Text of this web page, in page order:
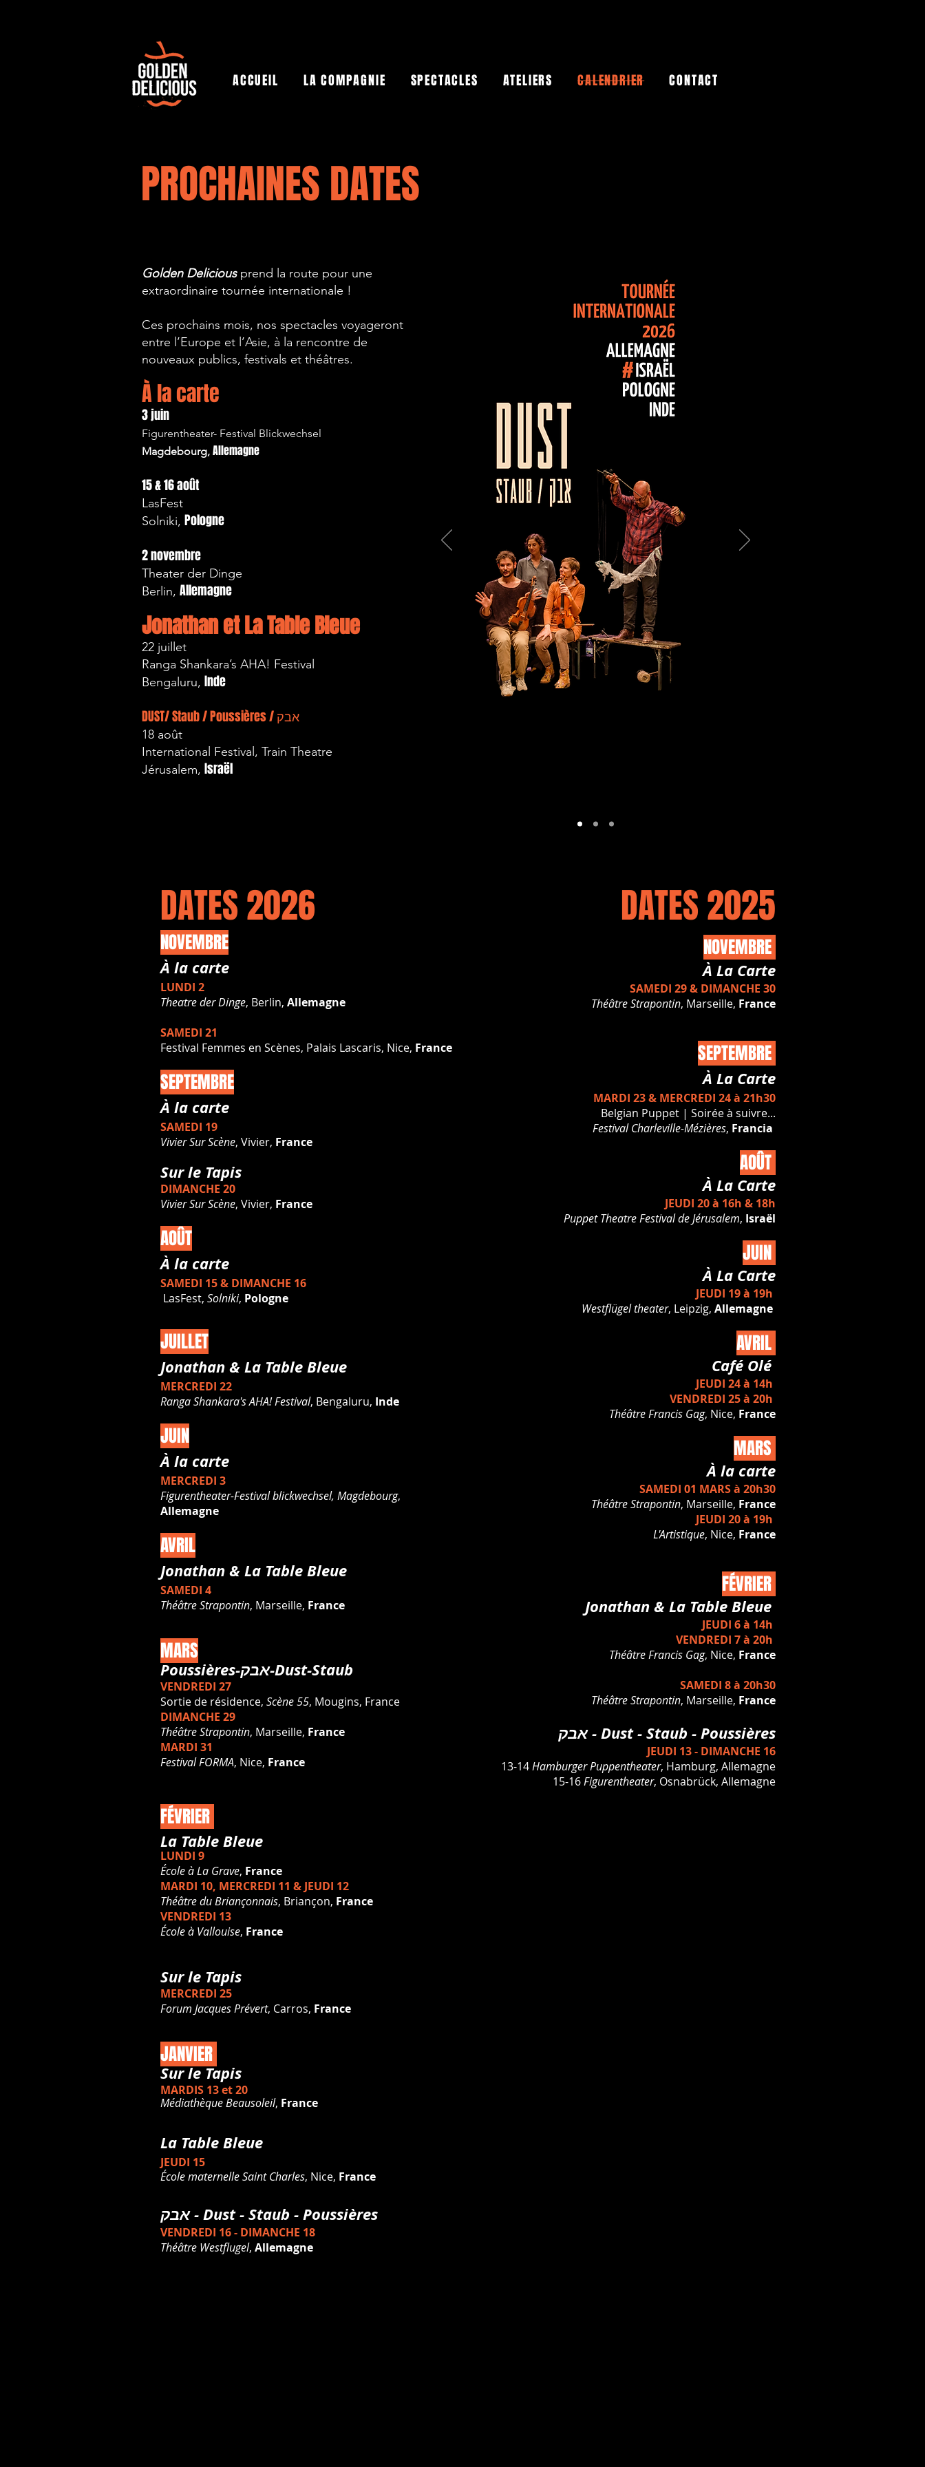
ACCUEIL LA COMPAGNIE SPECTACLES ATELIERS CALENDRIER CONTACT
PROCHAINES DATES
Golden Deliciousprend la route pour une
extraordinaire tournée internationale !
Ces prochains mois, nos spectacles voyageront
entre l’Europe et l’Asie, à la rencontre de
nouveaux publics, festivals et théâtres.
À la carte
3 juin
Figurentheater- Festival Blickwechsel
Magdebourg, Allemagne
15 & 16 août
LasFest
Solniki, Pologne
2 novembre
Theater der Dinge
Berlin, Allemagne
Jonathan et La Table Bleue
22 juillet
Ranga Shankara’s AHA! Festival
Bengaluru, Inde
DUST/ Staub / Poussières / אבק
18 août
International Festival, Train Theatre
Jérusalem, Israël
DATES 2026
NOVEMBRE
À la carte
LUNDI 2
Theatre der Dinge, Berlin, Allemagne
SAMEDI 21
Festival Femmes en Scènes, Palais Lascaris, Nice, France
SEPTEMBRE
À la carte
SAMEDI 19
Vivier Sur Scène, Vivier, France
Sur le Tapis
DIMANCHE 20
Vivier Sur Scène, Vivier, France
AOÛT
À la carte
SAMEDI 15 & DIMANCHE 16
LasFest, Solniki, Pologne
JUILLET
Jonathan& La TableBleue
MERCREDI 22
Ranga Shankara's AHA! Festival, Bengaluru, Inde
JUIN
À la carte
MERCREDI 3
Figurentheater-Festival blickwechsel, Magdebourg,
Allemagne
AVRIL
Jonathan& La TableBleue
SAMEDI 4
Théâtre Strapontin, Marseille, France
MARS
Poussières- אבק-Dust-Staub
VENDREDI 27
Sortie de résidence, Scène 55, Mougins, France
DIMANCHE 29
Théâtre Strapontin, Marseille, France
MARDI 31
Festival FORMA, Nice, France
FÉVRIER
La Table Bleue
LUNDI 9
École à La Grave, France
MARDI 10, MERCREDI 11 & JEUDI 12
Théâtre du Briançonnais, Briançon, France
VENDREDI 13
École à Vallouise, France
Sur le Tapis
MERCREDI 25
Forum Jacques Prévert, Carros, France
JANVIER
Sur le Tapis
MARDIS 13 et 20
Médiathèque Beausoleil, France
La Table Bleue
JEUDI 15
Écolematernelle Saint Charles, Nice, France
אבק - Dust - Staub - Poussières
VENDREDI 16 - DIMANCHE 18
Théâtre Westflugel, Allemagne
DATES 2025
NOVEMBRE
À La Carte
SAMEDI 29 & DIMANCHE 30
Théâtre Strapontin, Marseille, France
SEPTEMBRE
À La Carte
MARDI 23 & MERCREDI 24 à 21h30
Belgian Puppet | Soirée à suivre...
Festival Charleville-Mézières, Francia
AOÛT
À La Carte
JEUDI 20 à 16h & 18h
Puppet Theatre Festival de Jérusalem, Israël
JUIN
À La Carte
JEUDI 19 à 19h
Westflügel theater, Leipzig, Allemagne
AVRIL
Café Olé
JEUDI 24 à 14h
VENDREDI 25 à 20h
Théâtre Francis Gag, Nice, France
MARS
À la carte
SAMEDI 01 MARS à 20h30
Théâtre Strapontin, Marseille, France
JEUDI 20 à 19h
L'Artistique, Nice, France
FÉVRIER
Jonathan & La Table Bleue
JEUDI 6 à 14h
VENDREDI 7 à 20h
Théâtre Francis Gag, Nice, France
SAMEDI 8 à 20h30
Théâtre Strapontin, Marseille, France
אבק - Dust - Staub - Poussières
JEUDI 13 - DIMANCHE 16
13-14Hamburger Puppentheater, Hamburg, Allemagne
15-16Figurentheater, Osnabrück, Allemagne